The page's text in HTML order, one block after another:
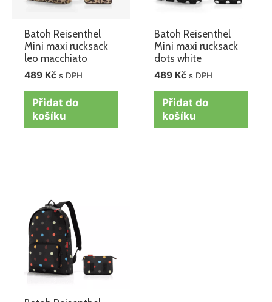
Batoh Reisenthel
Mini maxi rucksack
leo macchiato
489 Kč s DPH
Přidat do
košíku
Batoh Reisenthel
Mini maxi rucksack
dots white
489 Kč s DPH
Přidat do
košíku